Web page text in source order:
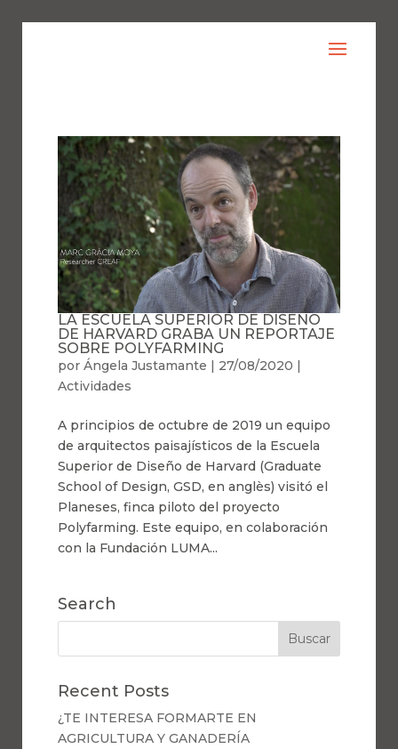
LA ESCUELA SUPERIOR DE DISEÑO
DE HARVARD GRABA UN REPORTAJE
SOBRE POLYFARMING
por Ángela Justamante | 27/08/2020 |
Actividades
A principios de octubre de 2019 un equipo
de arquitectos paisajísticos de la Escuela
Superior de Diseño de Harvard (Graduate
School of Design, GSD, en anglès) visitó el
Planeses, finca piloto del proyecto
Polyfarming. Este equipo, en colaboración
con la Fundación LUMA...
Search
Recent Posts
¿TE INTERESA FORMARTE EN
AGRICULTURA Y GANADERÍA